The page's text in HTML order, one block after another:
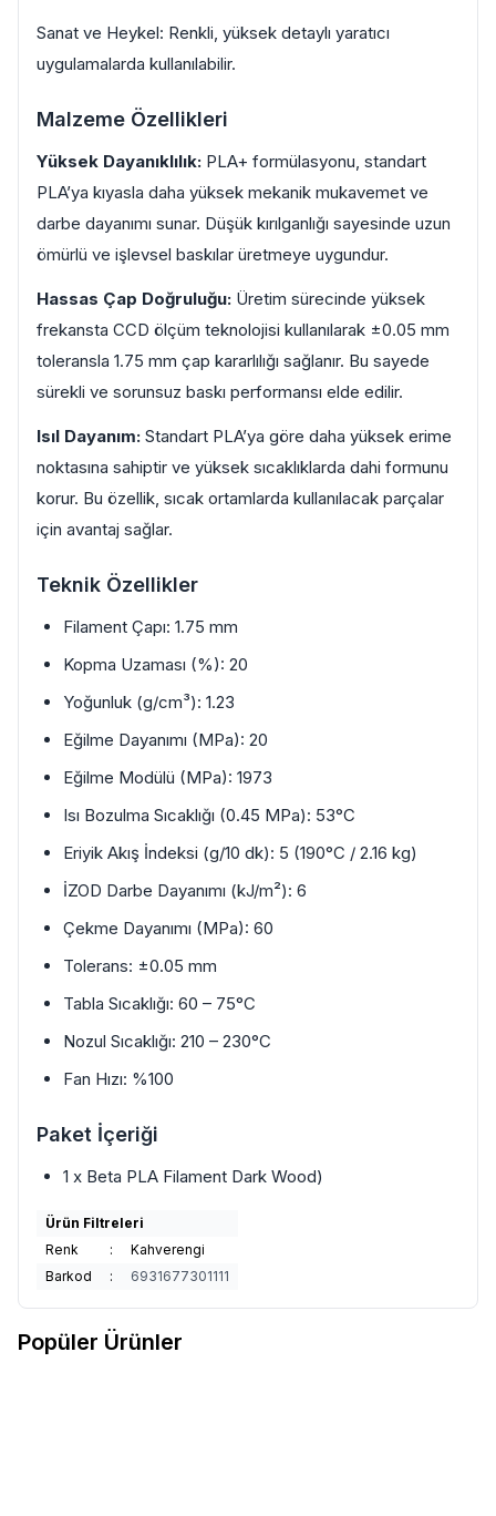
Sanat ve Heykel: Renkli, yüksek detaylı yaratıcı
uygulamalarda kullanılabilir.
Malzeme Özellikleri
Yüksek Dayanıklılık: PLA+ formülasyonu, standart
PLA’ya kıyasla daha yüksek mekanik mukavemet ve
darbe dayanımı sunar. Düşük kırılganlığı sayesinde uzun
ömürlü ve işlevsel baskılar üretmeye uygundur.
Hassas Çap Doğruluğu: Üretim sürecinde yüksek
frekansta CCD ölçüm teknolojisi kullanılarak ±0.05 mm
toleransla 1.75 mm çap kararlılığı sağlanır. Bu sayede
sürekli ve sorunsuz baskı performansı elde edilir.
Isıl Dayanım: Standart PLA’ya göre daha yüksek erime
noktasına sahiptir ve yüksek sıcaklıklarda dahi formunu
korur. Bu özellik, sıcak ortamlarda kullanılacak parçalar
için avantaj sağlar.
Teknik Özellikler
Filament Çapı: 1.75 mm
Kopma Uzaması (%): 20
Yoğunluk (g/cm³): 1.23
Eğilme Dayanımı (MPa): 20
Eğilme Modülü (MPa): 1973
Isı Bozulma Sıcaklığı (0.45 MPa): 53°C
Eriyik Akış İndeksi (g/10 dk): 5 (190°C / 2.16 kg)
İZOD Darbe Dayanımı (kJ/m²): 6
Çekme Dayanımı (MPa): 60
Tolerans: ±0.05 mm
Tabla Sıcaklığı: 60 – 75°C
Nozul Sıcaklığı: 210 – 230°C
Fan Hızı: %100
Paket İçeriği
1 x Beta PLA Filament Dark Wood)
Ürün Filtreleri
Renk
:
Kahverengi
Barkod
: 6931677301111
Popüler Ürünler